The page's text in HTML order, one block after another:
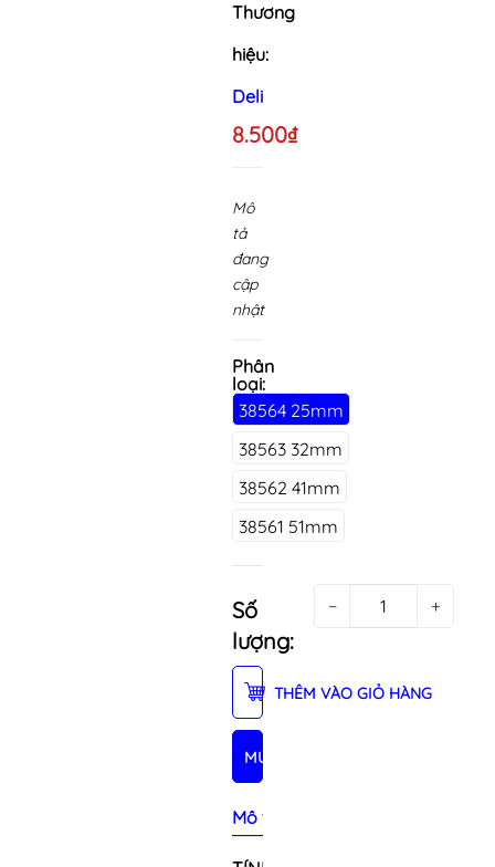
Thương
hiệu:
Deli
8.500₫
Mô
tả
đang
cập
nhật
Phân
loại:
38564 25mm
38563 32mm
38562 41mm
38561 51mm
Số
lượng:
− +
THÊM VÀO GIỎ HÀNG
MUA NGAY
Mô tả sản phẩm